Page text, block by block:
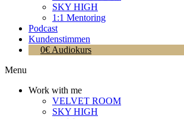
SKY HIGH
1:1 Mentoring
Podcast
Kundenstimmen
0€ Audiokurs
Menu
Work with me
VELVET ROOM
SKY HIGH